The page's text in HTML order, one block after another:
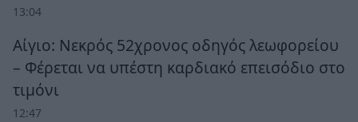
13:04
Αίγιο: Νεκρός 52χρονος οδηγός λεωφορείου
– Φέρεται να υπέστη καρδιακό επεισόδιο στο
τιμόνι
12:47